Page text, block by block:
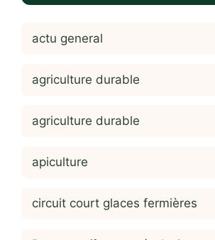
actu general
agriculture durable
agriculture durable
apiculture
circuit court glaces fermières